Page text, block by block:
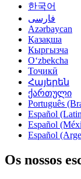
한국어
فارسی
Azərbaycan
Қазақша
Кыргызча
Oʻzbekcha
Тоҷикӣ
Հայերեն
ქართული
Português
Español
Español
Español
Os nossos